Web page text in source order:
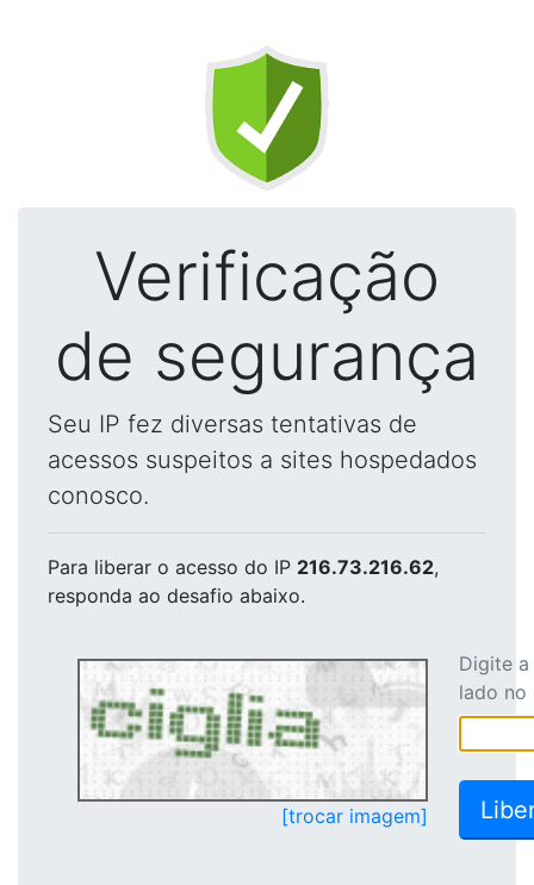
Verificação
de segurança
Seu IP fez diversas tentativas de
acessos suspeitos a sites hospedados
conosco.
Para liberar o acesso do IP 216.73.216.62,
responda ao desafio abaixo.
[trocar imagem]
Digite
lado no